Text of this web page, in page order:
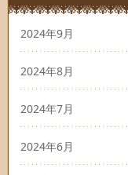
2024年9月
2024年8月
2024年7月
2024年6月